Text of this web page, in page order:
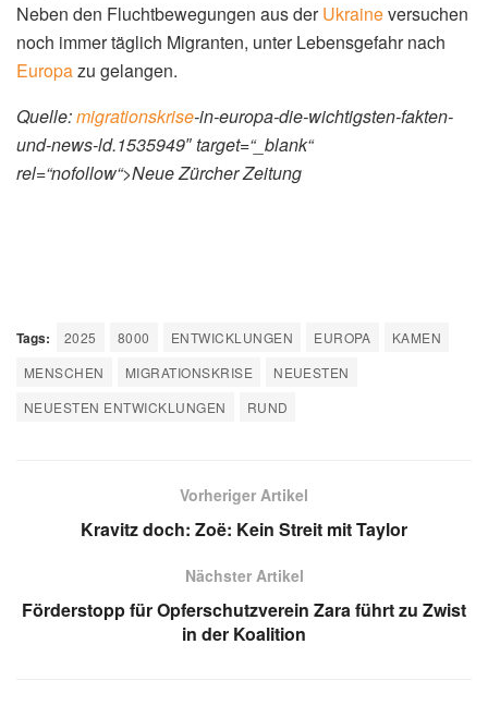
Neben den Fluchtbewegungen aus derUkraineversuchen
noch immer täglich Migranten, unter Lebensgefahr nach
Europazu gelangen.
Quelle:migrationskrise-in-europa-die-wichtigsten-fakten-
und-news-ld.1535949″ target=“_blank“
rel=“nofollow“>Neue Zürcher Zeitung
Tags: 2025 8000 ENTWICKLUNGEN EUROPA
KAMEN
MENSCHEN
MIGRATIONSKRISE
NEUESTEN
NEUESTEN ENTWICKLUNGEN
RUND
Vorheriger Artikel
Kravitz doch: Zoë: Kein Streit mit Taylor
Nächster Artikel
Förderstopp für Opferschutzverein Zara führt zu Zwist
in der Koalition